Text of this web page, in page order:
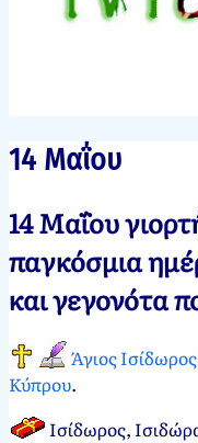
14 Μαΐου
Νεκτάριος
Παπασπύρου
Μαΐου,
20124
Ιουνίου,
2024
14 Μαΐου
παγκόσμια
και γεγονότα
Άγιος Ισίδωρος
Κύπρου.
Ισίδωρος,